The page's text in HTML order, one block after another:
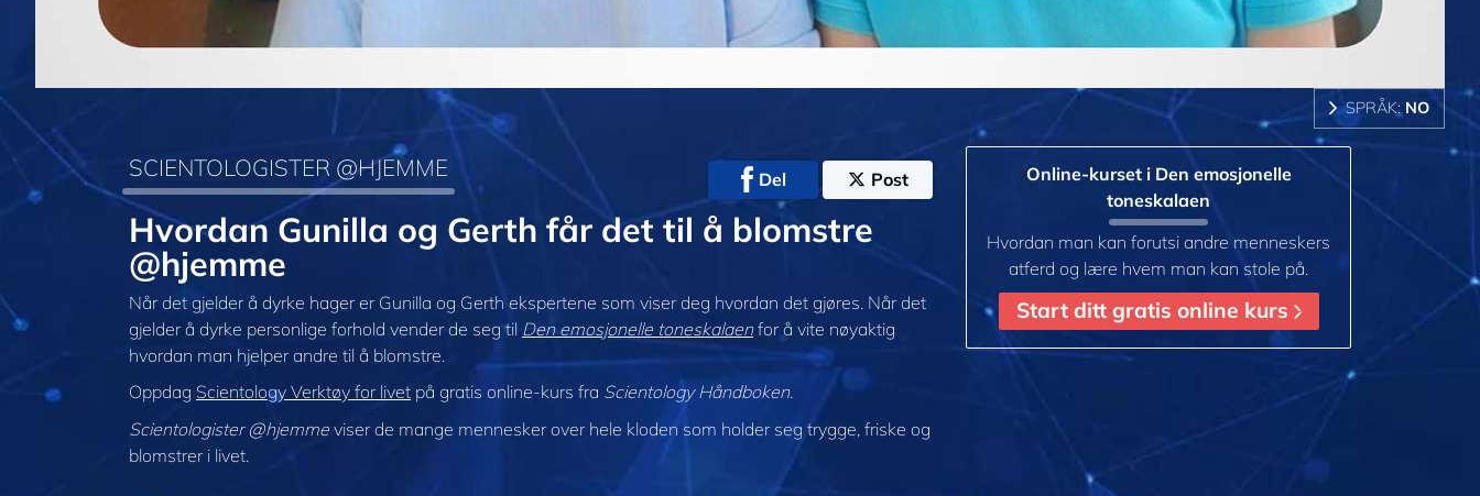
SPRÅK: NO
SCIENTOLOGISTER @HJEMME Del Post
Hvordan Gunilla og Gerth får det til å blomstre
@hjemme
Når det gjelder å dyrke hager er Gunilla og Gerth ekspertene som viser deg hvordan det gjøres. Når det
gjelder å dyrke personlige forhold vender de seg til Den emosjonelle toneskalaenfor å vite nøyaktig
hvordan man hjelper andre til å blomstre.
Oppdag Scientology Verktøy for livet på gratis online-kurs fra Scientology Håndboken.
Scientologister @hjemmeviser de mange mennesker over hele kloden som holder seg trygge, friske og
blomstrer i livet.
Online-kurset i Den emosjonelle
toneskalaen
Hvordan man kan forutsi andre menneskers
atferd og lære hvem man kan stole på.
Start ditt gratis online kurs